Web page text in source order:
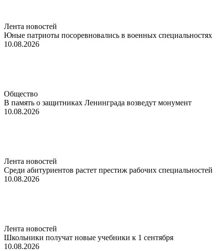
Лента новостей
Юные патриоты посоревновались в военных специальностях
10.08.2026
Общество
В память о защитниках Ленинграда возведут монумент
10.08.2026
Лента новостей
Среди абитуриентов растет престиж рабочих специальностей
10.08.2026
Лента новостей
Школьники получат новые учебники к 1 сентября
10.08.2026